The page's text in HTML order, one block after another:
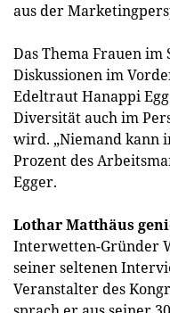
aus der
Das Thema Frauen
Diskussionen im
Edeltraut Hanappi
Diversität auch im
wird. „Niemand kann
Prozent des
Egger.
Lothar Matthäus
Interwetten-Gründer
seiner seltenen
Veranstalter des